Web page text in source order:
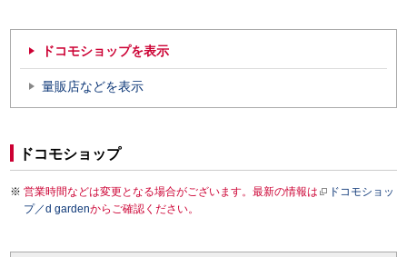
ドコモショップを表示
量販店などを表示
ドコモショップ
営業時間などは変更となる場合がございます。最新の情報は
ドコモショッ
プ／d gardenからご確認ください。